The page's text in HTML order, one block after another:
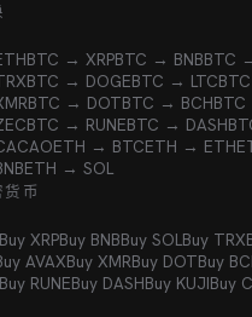
BTC → XRPBTC → BNBBTC
BTC → DOGEBTC → LTC
BTC → DOTBTC → BCH
BTC → RUNEBTC → DASH
ETH → BTCETH → ETH
ETH → SOL
币
Buy XRPBuy BNBBuy SOLBuy TRX
AVAXBuy XMRBuy DOTBuy
Buy RUNEBuy DASHBuy KUJIBuy